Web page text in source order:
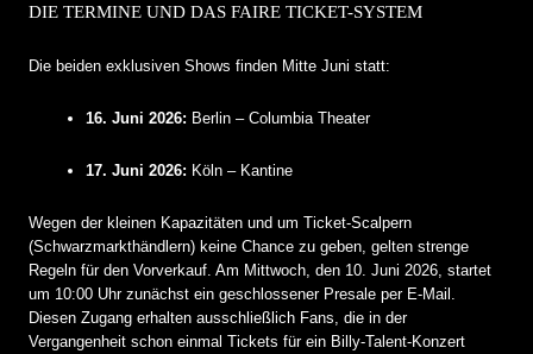
DIE TERMINE UND DAS FAIRE TICKET-SYSTEM
Die beiden exklusiven Shows finden Mitte Juni statt:
16. Juni 2026: Berlin – Columbia Theater
17. Juni 2026: Köln – Kantine
Wegen der kleinen Kapazitäten und um Ticket-Scalpern
(Schwarzmarkthändlern) keine Chance zu geben, gelten strenge
Regeln für den Vorverkauf. Am Mittwoch, den 10. Juni 2026, startet
um 10:00 Uhr zunächst ein geschlossener Presale per E-Mail.
Diesen Zugang erhalten ausschließlich Fans, die in der
Vergangenheit schon einmal Tickets für ein Billy-Talent-Konzert